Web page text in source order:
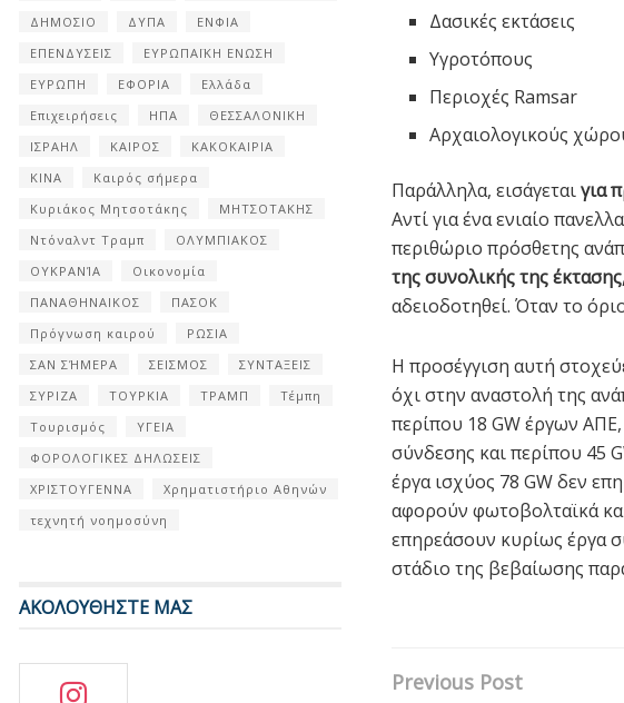
Δασικές εκτάσεις
Υγροτόπους
Περιοχές Ramsar
Αρχαιολογικούς
Παράλληλα, εισάγεταιγια
Αντί για ένα ενιαίο
περιθώριο πρόσθετης
της συνολικής της
αδειοδοτηθεί. Όταν το
Η προσέγγιση αυτή
όχι στην αναστολή της
περίπου 18 GW έργων
σύνδεσης και περίπου 45
έργα ισχύος 78 GW δεν
αφορούν φωτοβολταϊκά και
επηρεάσουν κυρίως έργα
στάδιο της βεβαίωσης
Previous Post
ΔΗΜΟΣΙΟ
ΔΥΠΑ
ΕΝΦΙΑ
ΕΠΕΝΔΥΣΕΙΣ
ΕΥΡΩΠΑΪΚΗ ΕΝΩΣΗ
ΕΥΡΩΠΗ
ΕΦΟΡΙΑ
Ελλάδα
Επιχειρήσεις
ΗΠΑ
ΘΕΣΣΑΛΟΝΙΚΗ
ΙΣΡΑΗΛ
ΚΑΙΡΟΣ
ΚΑΚΟΚΑΙΡΙΑ
ΚΙΝΑ
Καιρός σήμερα
Κυριάκος Μητσοτάκης
ΜΗΤΣΟΤΑΚΗΣ
Ντόναλντ Τραμπ
ΟΛΥΜΠΙΑΚΟΣ
ΟΥΚΡΑΝΊΑ
Οικονομία
ΠΑΝΑΘΗΝΑΙΚΟΣ
ΠΑΣΟΚ
Πρόγνωση καιρού
ΡΩΣΙΑ
ΣΑΝ ΣΉΜΕΡΑ
ΣΕΙΣΜΟΣ
ΣΥΝΤΑΞΕΙΣ
ΣΥΡΙΖΑ
ΤΟΥΡΚΙΑ ΤΡΑΜΠ
Τέμπη
Τουρισμός
ΥΓΕΙΑ
ΦΟΡΟΛΟΓΙΚΕΣ ΔΗΛΩΣΕΙΣ
ΧΡΙΣΤΟΥΓΕΝΝΑ
Χρηματιστήριο Αθηνών
τεχνητή νοημοσύνη
ΑΚΟΛΟΥΘΗΣΤΕ ΜΑΣ